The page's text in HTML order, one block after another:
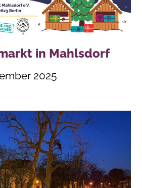
in Mahlsdorf
2025